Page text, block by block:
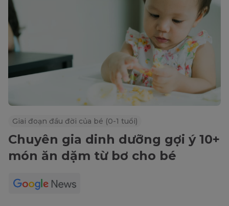
Giai đoạn đầu đời của bé (0-1 tuổi)
Chuyên gia dinh dưỡng gợi ý 10+
món ăn dặm từ bơ cho bé